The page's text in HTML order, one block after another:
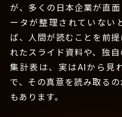
が、多くの日本企業が直
ータが整理されていない
ば、人間が読むことを前
れたスライド資料や、独
集計表は、実はAIから見
で、その真意を読み取る
もあります。